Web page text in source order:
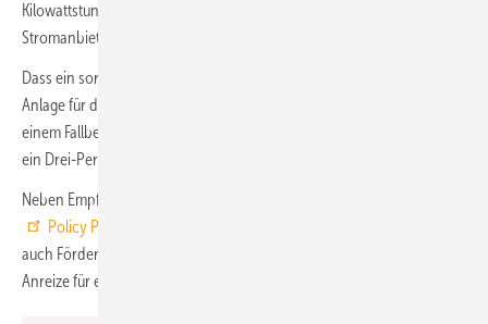
Kilowattstunde nur 6,43 Cent – also viel weniger als man beim
Stromanbieter pro Kilowattstunde zahlt“, erklärt Weiß.
Dass ein sorgloser Umgang mit Energie trotzdem auch mit einer PV-
Anlage für die Haushalte nachteilig ist, zeigen die Forschenden an
einem Fallbeispiel: Durch einen um 20 % erhöhten Verbrauch verliert
ein Drei-Personen-Haushalt jährlich ca. 100 Euro.
Neben Empfehlungen zum EEG stellen die Forschenden in dem
Policy Paper
auch Förderprogramme und Gesetze im Wärmebereich stärkere
Anreize für einen suffizienten Verbrauch setzen. ■